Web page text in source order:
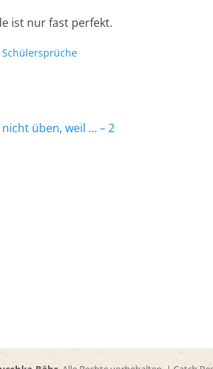
ist nur fast perfekt.
üben, weil … – 2